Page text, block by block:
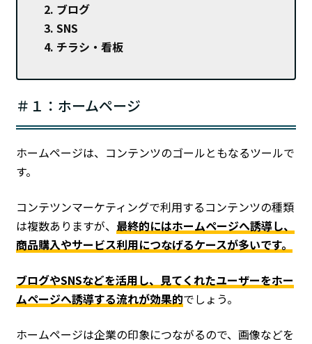
ブログ
SNS
チラシ・看板
＃１：ホームページ
ホームページは、コンテンツのゴールともなるツールで
す。
コンテツンマーケティングで利用するコンテンツの種類
は複数ありますが、 最終的にはホームページへ誘導し、
商品購入やサービス利用につなげるケースが多いです。
ブログやSNSなどを活用し、見てくれたユーザーをホー
ムページへ誘導する流れが効果的でしょう。
ホームページは企業の印象につながるので、画像などを